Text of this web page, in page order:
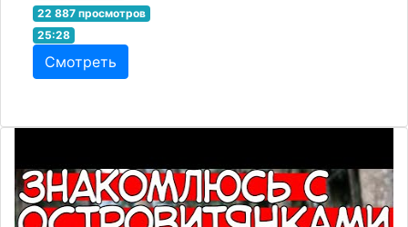
22 887 просмотров
25:28
Смотреть